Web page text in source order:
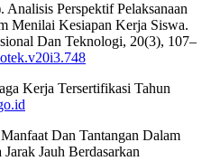
Perspektif Pelaksanaan
Menilai Kesiapan Kerja Siswa.
Dan Teknologi, 20(3), 107–
Kerja Tersertifikasi Tahun
Dan Tantangan Dalam
Jauh Berdasarkan